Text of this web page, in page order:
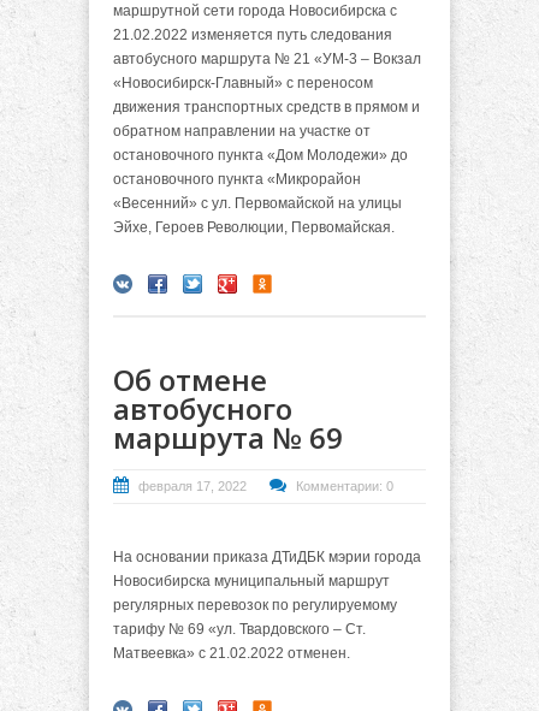
маршрутной сети города Новосибирска с
21.02.2022 изменяется путь следования
автобусного маршрута № 21 «УМ-3 – Вокзал
«Новосибирск-Главный» с переносом
движения транспортных средств в прямом и
обратном направлении на участке от
остановочного пункта «Дом Молодежи» до
остановочного пункта «Микрорайон
«Весенний» с ул. Первомайской на улицы
Эйхе, Героев Революции, Первомайская.
Об отмене
автобусного
маршрута № 69
февраля 17, 2022 Комментарии: 0
На основании приказа ДТиДБК мэрии города
Новосибирска муниципальный маршрут
регулярных перевозок по регулируемому
тарифу № 69 «ул. Твардовского – Ст.
Матвеевка» с 21.02.2022 отменен.